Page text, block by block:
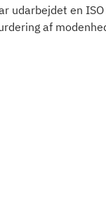
udarbejdet en
af